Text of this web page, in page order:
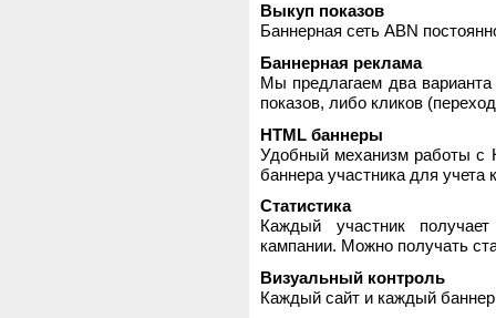
Выкуп показов
Баннерная сеть ABN
Баннерная реклама
Мы предлагаем два
показов, либо кликов
HTML баннеры
Удобный механизм работы с
баннера участника для
Статистика
Каждый участник
кампании. Можно получать
Визуальный контроль
Каждый сайт и каждый